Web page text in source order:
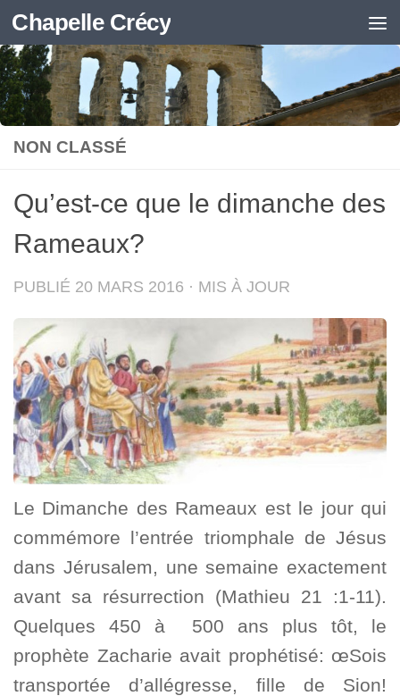
Skip to content
Chapelle Crécy
NON CLASSÉ
Qu’est-ce que le dimanche des
Rameaux?
PUBLIÉ 20 MARS 2016 · MIS À JOUR
Le Dimanche des Rameaux est le jour qui
commémore l’entrée triomphale de Jésus
dans Jérusalem, une semaine exactement
avant sa résurrection (Mathieu 21 :1-11).
Quelques 450 à 500 ans plus tôt, le
prophète Zacharie avait prophétisé: œSois
transportée d’allégresse, fille de Sion!